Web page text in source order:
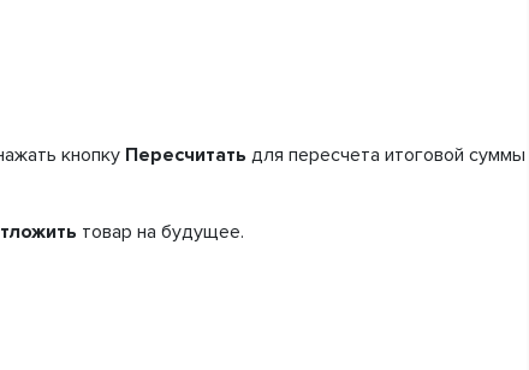
кнопку Пересчитать для пересчета итоговой суммы
товар на будущее.